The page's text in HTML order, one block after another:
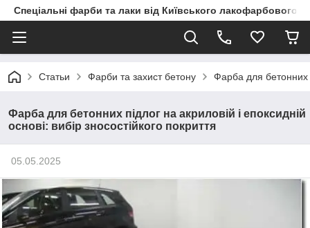
Спеціальні фарби та лаки від Київського
Статьи Фарби та захист бетону Фарба для бетонних
Фарба для бетонних підлог на акриловій і епоксидній
основі: вибір зносостійкого покриття
05.05.2025